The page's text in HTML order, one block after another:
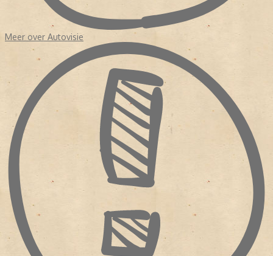
Meer over Autovisie